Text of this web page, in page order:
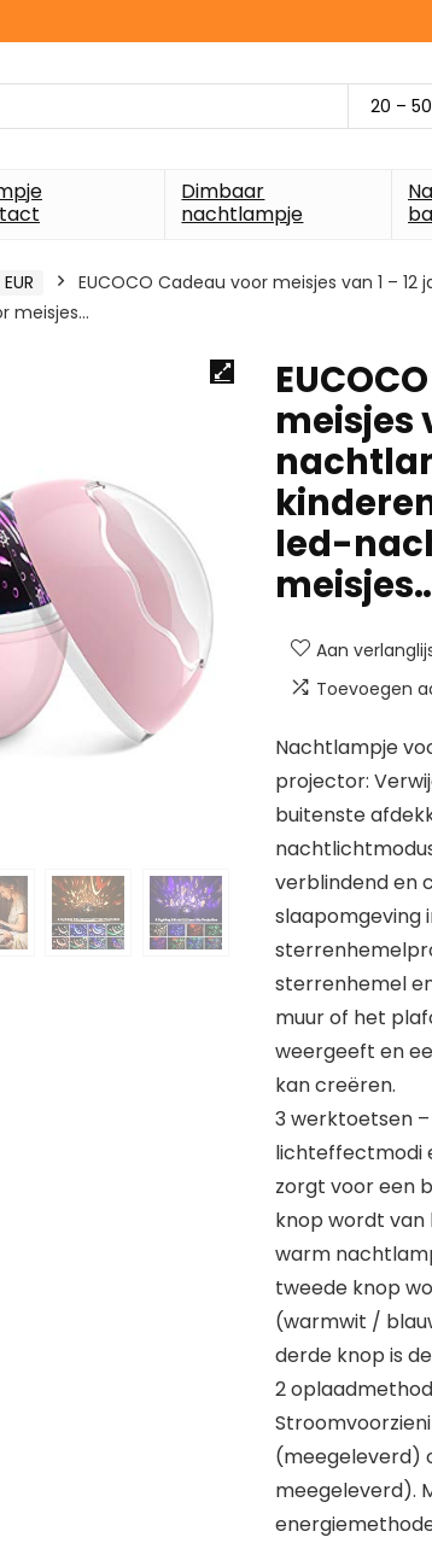
20 – 50
Dimbaar
nachtlampje
EUCOCO Cadeau voor meisjes van 1 –
meisjes…
meisjes
led-
Aan
Toevoegen
Nachtlampje
projector:
buitenste
verblindend en
slaapomgeving
sterrenhemel
muur of het
weergeeft en
kan creëren.
3 werktoetsen
lichteffectmodi
zorgt voor een
knop wordt van
warm
tweede knop
(warmwit /
derde knop is
2
(meegeleverd)
meegeleverd).